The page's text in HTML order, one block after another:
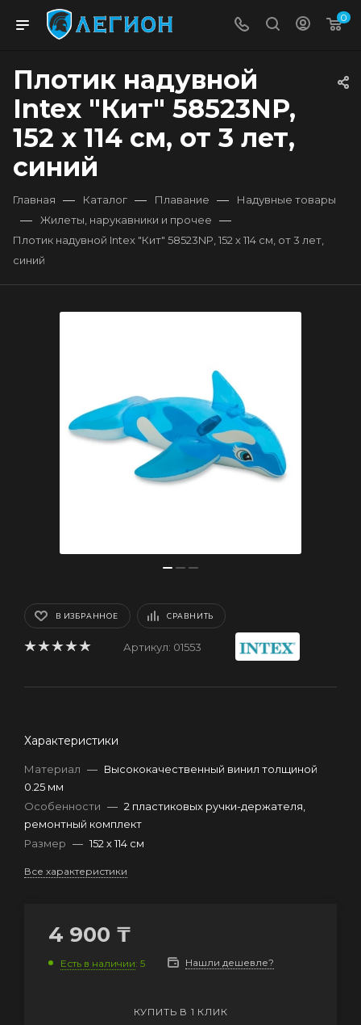
0
Плотик надувной
Intex "Кит" 58523NP,
152 х 114 см, от 3 лет,
синий
Главная — Каталог — Плавание — Надувные товары
— Жилеты, нарукавники и прочее —
Плотик надувной Intex "Кит" 58523NP, 152 х 114 см, от 3 лет,
синий
В ИЗБРАННОЕ СРАВНИТЬ
Артикул: 01553
Характеристики
Материал — Высококачественный винил толщиной
0.25 мм
Особенности — 2 пластиковых ручки-держателя,
ремонтный комплект
Размер — 152 х 114 см
Все характеристики
4 900 ₸
Есть в наличии: 5 Нашли дешевле?
КУПИТЬ В 1 КЛИК